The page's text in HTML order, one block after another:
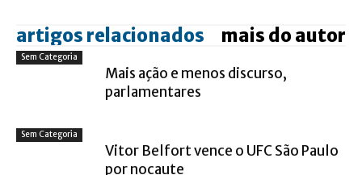
artigos relacionados mais do autor
Sem Categoria
Mais ação e menos discurso,
parlamentares
Sem Categoria
Vitor Belfort vence o UFC São Paulo
por nocaute